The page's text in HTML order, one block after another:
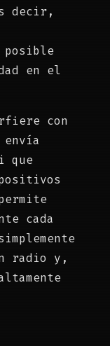
decir,
posible
en el
con
que
cada
radio y,